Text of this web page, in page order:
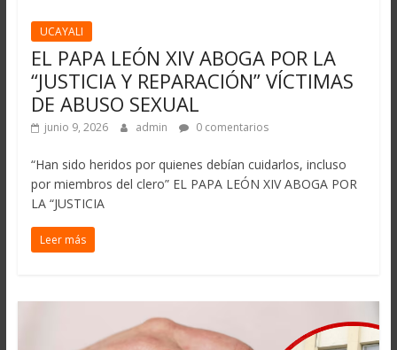
UCAYALI
EL PAPA LEÓN XIV ABOGA POR LA
“JUSTICIA Y REPARACIÓN” VÍCTIMAS
DE ABUSO SEXUAL
junio 9, 2026 admin 0 comentarios
“Han sido heridos por quienes debían cuidarlos, incluso
por miembros del clero” EL PAPA LEÓN XIV ABOGA POR
LA “JUSTICIA
Leer más